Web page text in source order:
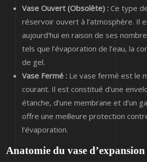
Vase Ouvert (Obsolète) : Ce type
réservoir ouvert à l’atmosphère. Il
aujourd’hui en raison de ses
tels que l’évaporation de l’eau, la
de gel.
Vase Fermé : Le vase fermé est le
courant. Il est constitué d’une
étanche, d’une membrane et d’un
offre une meilleure protection
l’évaporation.
Anatomie du vase